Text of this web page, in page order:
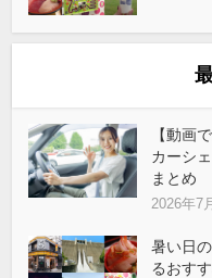
【動画
カーシ
まとめ
2026年7
暑い日
るおす